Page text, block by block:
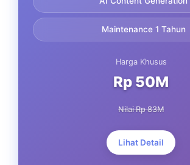
Maintenance 1 Tahun
Harga Khusus
Rp 50M
Nilai Rp 83M
Lihat Detail